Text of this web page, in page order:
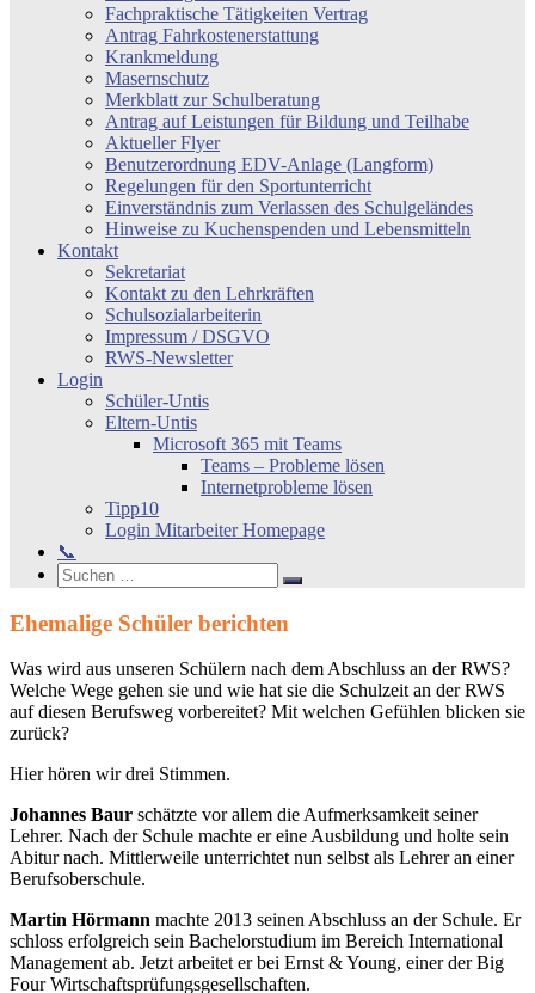
Fachpraktische Tätigkeiten Vertrag
Antrag Fahrkostenerstattung
Krankmeldung
Masernschutz
Merkblatt zur Schulberatung
Antrag auf Leistungen für Bildung und Teilhabe
Aktueller Flyer
Benutzerordnung EDV-Anlage (Langform)
Regelungen für den Sportunterricht
Einverständnis zum Verlassen des Schulgeländes
Hinweise zu Kuchenspenden und Lebensmitteln
Kontakt
Sekretariat
Kontakt zu den Lehrkräften
Schulsozialarbeiterin
Impressum / DSGVO
RWS-Newsletter
Login
Schüler-Untis
Eltern-Untis
Microsoft 365 mit Teams
Teams – Probleme lösen
Internetprobleme lösen
Tipp10
Login Mitarbeiter Homepage
📞
Search
Suchen
nach:
Suchen
Ehemalige Schüler berichten
Was wird aus unseren Schülern nach dem Abschluss an der RWS?
Welche Wege gehen sie und wie hat sie die Schulzeit an der RWS
auf diesen Berufsweg vorbereitet? Mit welchen Gefühlen blicken sie
zurück?
Hier hören wir drei Stimmen.
Johannes Baur schätzte vor allem die Aufmerksamkeit seiner
Lehrer. Nach der Schule machte er eine Ausbildung und holte sein
Abitur nach. Mittlerweile unterrichtet nun selbst als Lehrer an einer
Berufsoberschule.
Martin Hörmann machte 2013 seinen Abschluss an der Schule. Er
schloss erfolgreich sein Bachelorstudium im Bereich International
Management ab. Jetzt arbeitet er bei Ernst & Young, einer der Big
Four Wirtschaftsprüfungsgesellschaften.